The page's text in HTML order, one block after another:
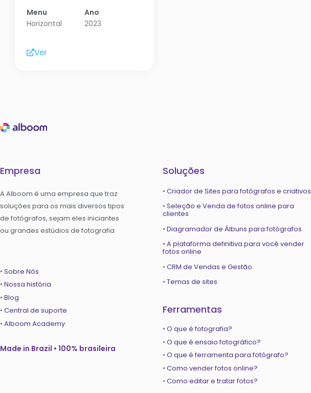
Menu
Horizontal
Ano
2023
Ver
Empresa
A Alboom é uma empresa que traz
soluções para os mais diversos tipos
de fotógrafos, sejam eles iniciantes
ou grandes estúdios de fotografia
• Sobre Nós
• Nossa história
• Blog
• Central de suporte
• Alboom Academy
Made in Brazil • 100% brasileira
Soluções
•Criador de Sites para fotógrafos e criativos
•Seleção e Venda de fotos online para
clientes
•Diagramador de Álbuns para fotógrafos
•A plataforma definitiva para você vender
fotos online
•CRM de Vendas e Gestão
•Temas de sites
Ferramentas
•O que é fotografia?
•O que é ensaio fotográfico?
•O que é ferramenta para fotógrafo?
•Como vender fotos online?
•Como editar e tratar fotos?